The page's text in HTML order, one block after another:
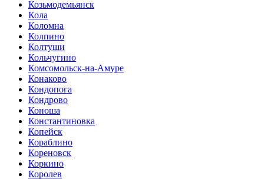
Козьмодемьянск
Кола
Коломна
Колпино
Колтуши
Кольчугино
Комсомольск-на-Амуре
Конаково
Кондопога
Кондрово
Коноша
Константиновка
Копейск
Кораблино
Кореновск
Коркино
Королев